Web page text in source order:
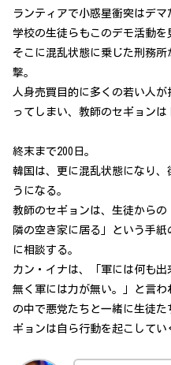
ランティアで小惑星衝突はデマ
学校の生徒らもこのデモ活動を
そこに混乱状態に乗じた刑務
撃。
人身売買目的に多くの若い人
ってしまい、教師のセギョンは
終末まで200日。
韓国は、更に混乱状態になり
うになる。
教師のセギョンは、生徒から
隣の空き家に居る」という手
に相談する。
カン・イナは、「軍には何も
無く軍には力が無い。」と言
の中で悪党たちと一緒に生徒
ギョンは自ら行動を起こしてい